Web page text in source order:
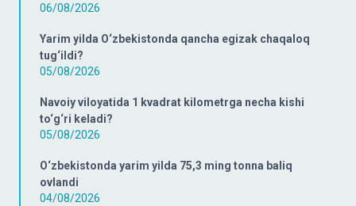
06/08/2026
Yarim yilda O‘zbekistonda qancha egizak chaqaloq
tug‘ildi?
05/08/2026
Navoiy viloyatida 1 kvadrat kilometrga necha kishi
to‘g‘ri keladi?
05/08/2026
O‘zbekistonda yarim yilda 75,3 ming tonna baliq
ovlandi
04/08/2026